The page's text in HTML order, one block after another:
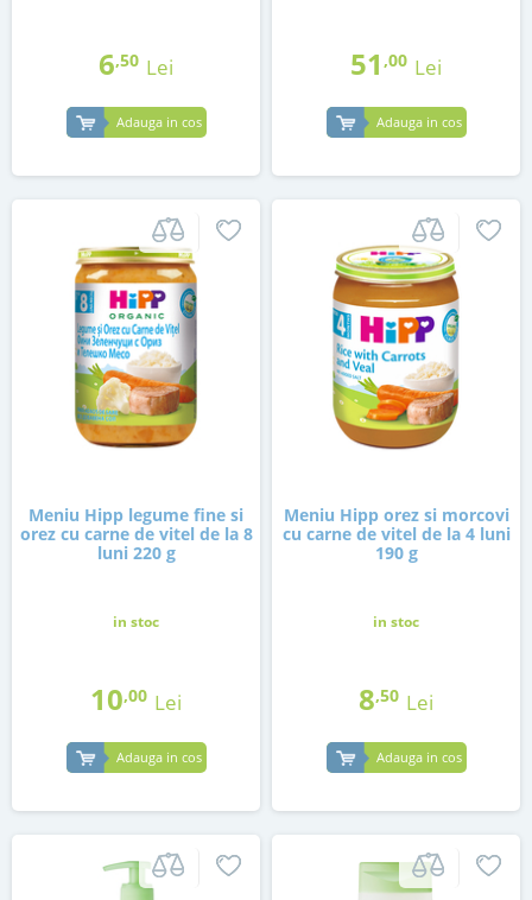
6,50 Lei
Adauga in cos
51 ,00 Lei
Adauga in cos
Meniu Hipp legume fine si
orez cu carne de vitel de la 8
luni 220 g
in stoc
10,00 Lei
Adauga in cos
Meniu Hipp orez si morcovi
cu carne de vitel de la 4 luni
190 g
in stoc
8,50 Lei
Adauga in cos